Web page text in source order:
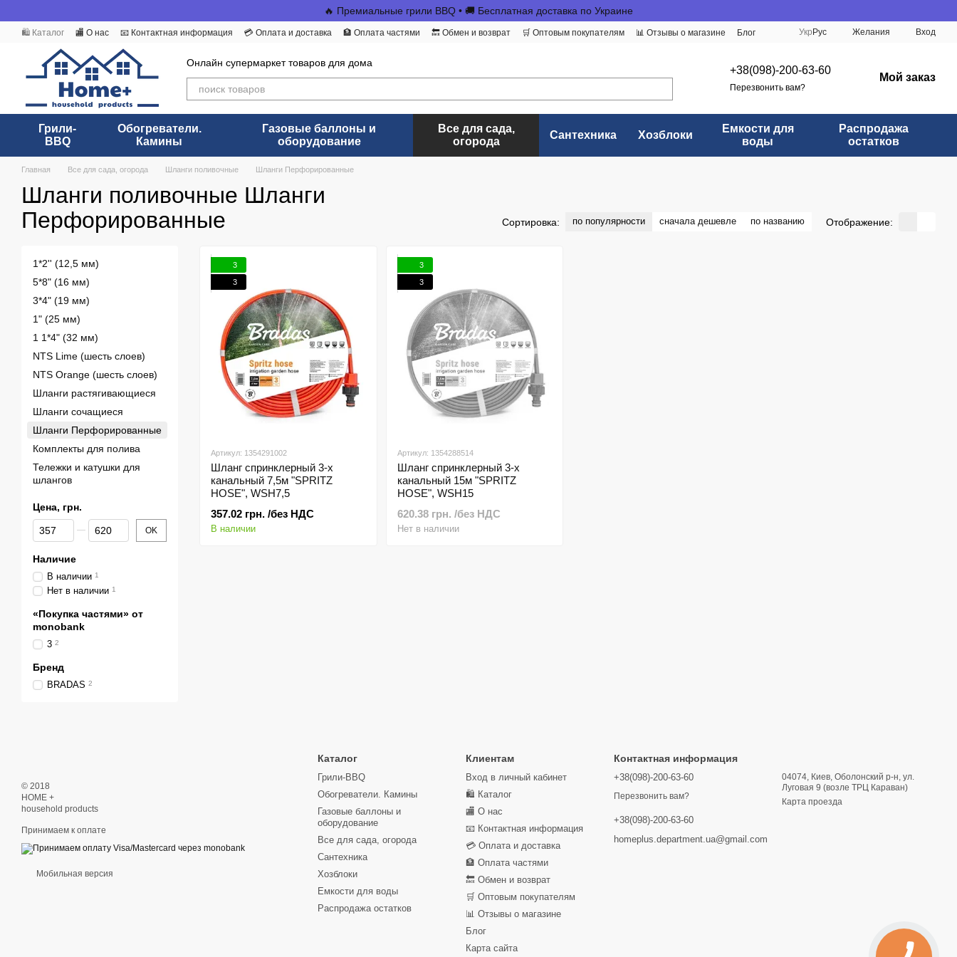
🔥 Премиальные грили BBQ • 🚚 Бесплатная доставка по Украине
🛍️ Каталог 🏬 О нас 📧 Контактная информация 💳 Оплата и доставка 🏦 Оплата частями 🔙 Обмен и возврат 🛒 Оптовым покупателям 📊 Отзывы о магазине
Блог
Бренды
Пользовательское соглашение
Укр Рус Желания Вход
Онлайн супермаркет товаров для дома
+38(098)-200-63-60
Перезвонить вам?
Мой заказ
Грили-
BBQ
Обогреватели.
Камины
Газовые баллоны и
оборудование
Все для сада,
огорода
Сантехника Хозблоки
Емкости для
воды
Распродажа
остатков
Главная Все для сада, огорода Шланги поливочные Шланги Перфорированные
Шланги поливочные Шланги
Перфорированные
Сортировка: по популярности сначала дешевле по названию Отображение:
3
3
Артикул: 1354291002
Шланг спринклерный 3-х
канальный 7,5м "SPRITZ
HOSE", WSH7,5
357.02 грн. /без НДС
В наличии
3
3
Артикул: 1354288514
Шланг спринклерный 3-х
канальный 15м "SPRITZ
HOSE", WSH15
620.38 грн. /без НДС
Нет в наличии
1*2'' (12,5 мм)
5*8" (16 мм)
3*4" (19 мм)
1" (25 мм)
1 1*4" (32 мм)
NTS Lime (шесть слоев)
NTS Orange (шесть слоев)
Шланги растягивающиеся
Шланги сочащиеся
Шланги Перфорированные
Комплекты для полива
Тележки и катушки для
шлангов
Цена, грн.
От Цена, грн.
До Цена, грн. OK
Наличие
В наличии 1
Нет в наличии 1
«Покупка частями» от
monobank
3 2
Бренд
BRADAS 2
© 2018
HOME +
household products
Принимаем к оплате
Мобильная версия
Каталог
Грили-BBQ
Обогреватели. Камины
Газовые баллоны и
оборудование
Все для сада, огорода
Сантехника
Хозблоки
Емкости для воды
Распродажа остатков
Клиентам
Вход в личный кабинет
🛍️ Каталог
🏬 О нас
📧 Контактная информация
💳 Оплата и доставка
🏦 Оплата частями
🔙 Обмен и возврат
🛒 Оптовым покупателям
📊 Отзывы о магазине
Блог
Карта сайта
Контактная информация
+38(098)-200-63-60
Перезвонить вам?
+38(098)-200-63-60
homeplus.department.ua@gmail.com
04074, Киев, Оболонский р-н, ул.
Луговая 9 (возле ТРЦ Караван)
Карта проезда